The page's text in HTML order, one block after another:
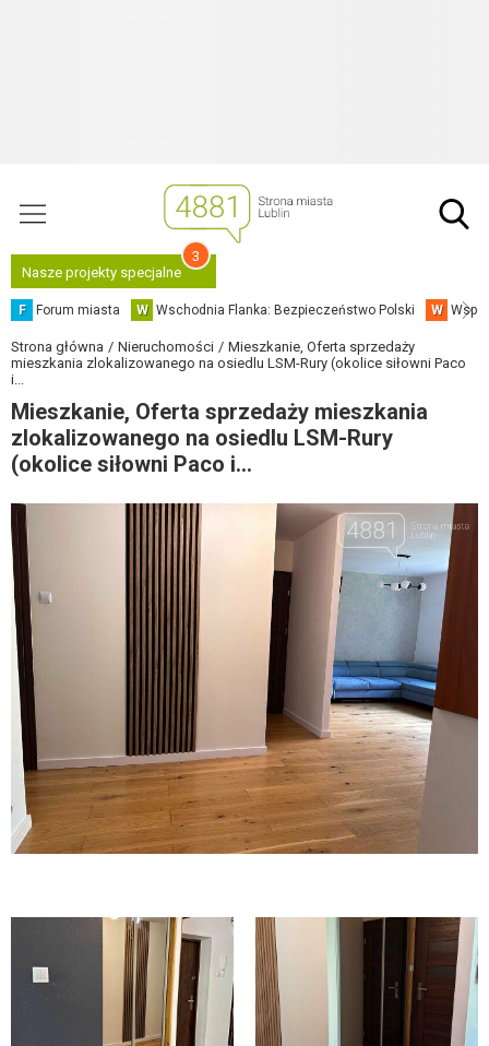
Nasze projekty specjalne
3
F Forum miasta W Wschodnia Flanka: Bezpieczeństwo Polski W
Strona główna Nieruchomości
Mieszkanie, Oferta sprzedaży
mieszkania zlokalizowanego na osiedlu LSM-Rury (okolice siłowni Paco
i...
Mieszkanie, Oferta sprzedaży mieszkania
zlokalizowanego na osiedlu LSM-Rury
(okolice siłowni Paco i...